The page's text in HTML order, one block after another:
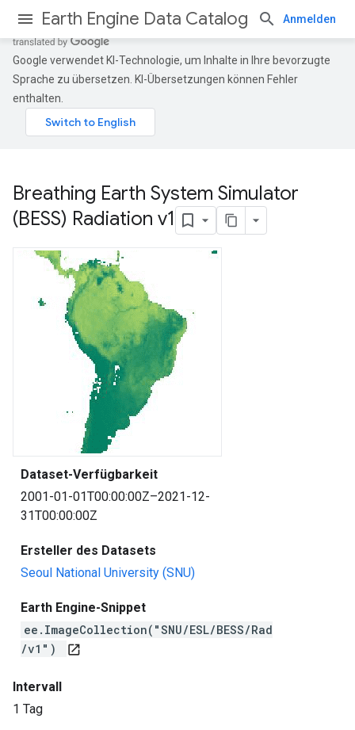
Earth Engine Data Catalog Anmelden
Google verwendet KI-Technologie, um Inhalte in Ihre bevorzugte
Sprache zu übersetzen. KI-Übersetzungen können Fehler
enthalten.
Breathing Earth System Simulator
(BESS) Radiation v1
Dataset-Verfügbarkeit
2001-01-01T00:00:00Z–2021-12-
31T00:00:00Z
Ersteller des Datasets
Seoul National University (SNU)
Earth Engine-Snippet
ee.ImageCollection("SNU/ESL/BESS/Rad
/v1")
open_in_new
Intervall
1 Tag